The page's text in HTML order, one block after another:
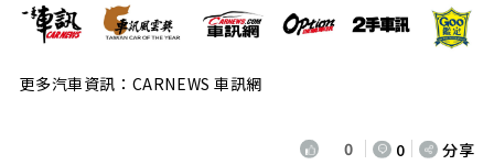
更多汽車資訊：CARNEWS 車訊網
0 0 分享